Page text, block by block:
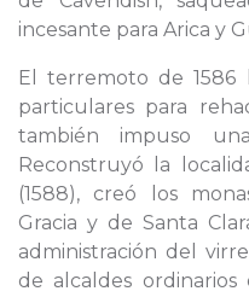
incesante para Arica y
El terremoto de 1586
particulares para
también impuso
Reconstruyó la
(1588), creó los
Gracia y de Santa
administración del
de alcaldes